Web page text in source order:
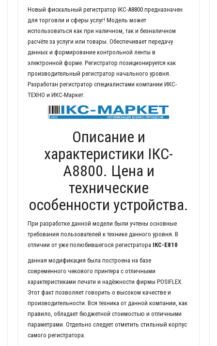
Новый фискальный регистратор ІКС-А8800 предназначен
для торговли и сферы услуг! Модель может
использоваться как при наличном, так и безналичном
расчёте за услуги или товары. Обеспечивает передачу
данных и формирование контрольной ленты в
электронной форме. Регистратор позиционируется как
производительный регистратор начального уровня.
Разработан регистратор специалистами компании ИКС-
ТЕХНО и ИКС-Маркет.
Описание и
характеристики ІКС-
А8800. Цена и
технические
особенности устройства.
При разработке данной модели были учтены основные
требования пользователей к технике данного уровня. В
отличии от уже полюбившегося регистратора ІКС-Е810
данная модификация была построена на базе
современного чекового принтера с отличными
характеристиками печати и надёжности фирмы POSIFLEX.
Этот факт позволяет говорить о высоком качестве и
производительности. Вся техника от данной компании, как
правило, обладает бюджетной стоимостью и отличными
параметрами. Отдельно следует отметить стильный корпус
самого регистратора.